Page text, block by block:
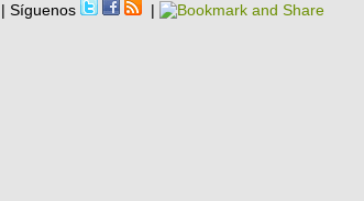
| Síguenos |